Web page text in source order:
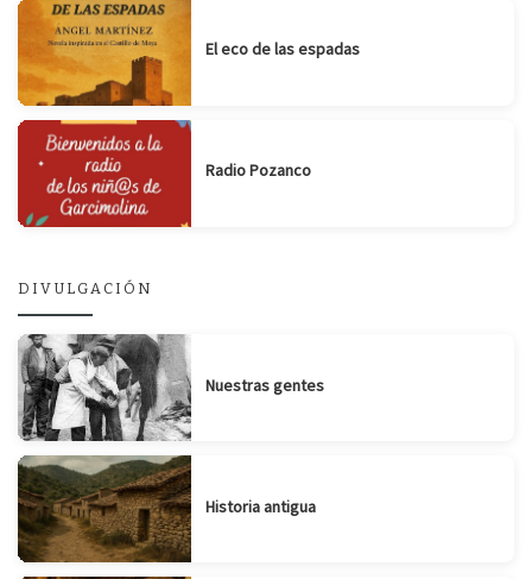
El eco de las espadas
Radio Pozanco
DIVULGACIÓN
Nuestras gentes
Historia antigua